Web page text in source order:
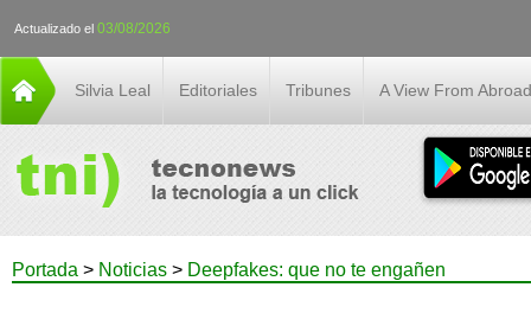
Actualizado el 03/08/2026
Silvia Leal Editoriales Tribunes A View From Abroad
Portada > Noticias > Deepfakes: que no te engañen